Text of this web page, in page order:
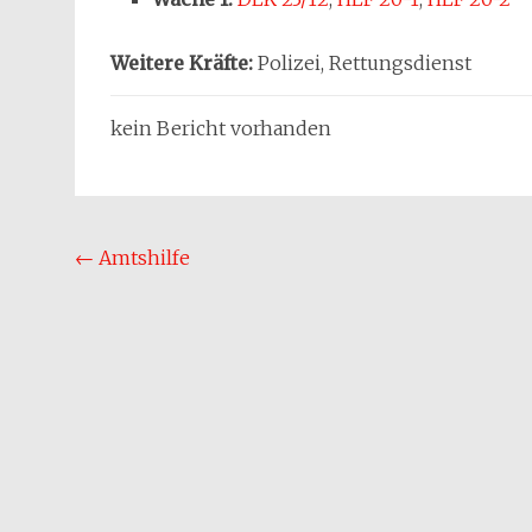
Weitere Kräfte: Polizei, Rettungsdienst
kein Bericht vorhanden
Beitragsnavigation
← Amtshilfe